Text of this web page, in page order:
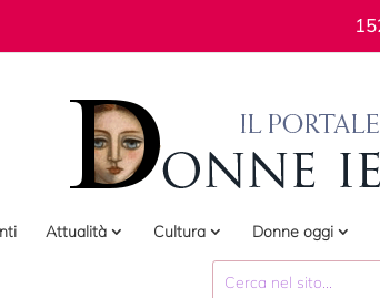
Attualità Cultura Donne oggi